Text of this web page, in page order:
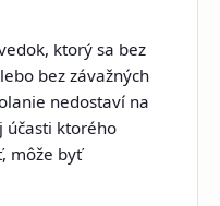
ktorý sa bez
bez závažných
nedostaví na
účasti ktorého
môže byť